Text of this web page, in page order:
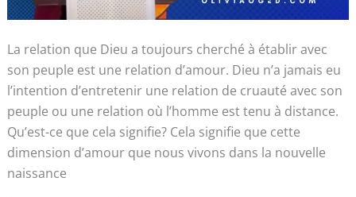
La relation que Dieu a toujours cherché à établir avec
son peuple est une relation d’amour. Dieu n’a jamais eu
l’intention d’entretenir une relation de cruauté avec son
peuple ou une relation où l’homme est tenu à distance.
Qu’est-ce que cela signifie? Cela signifie que cette
dimension d’amour que nous vivons dans la nouvelle
naissance